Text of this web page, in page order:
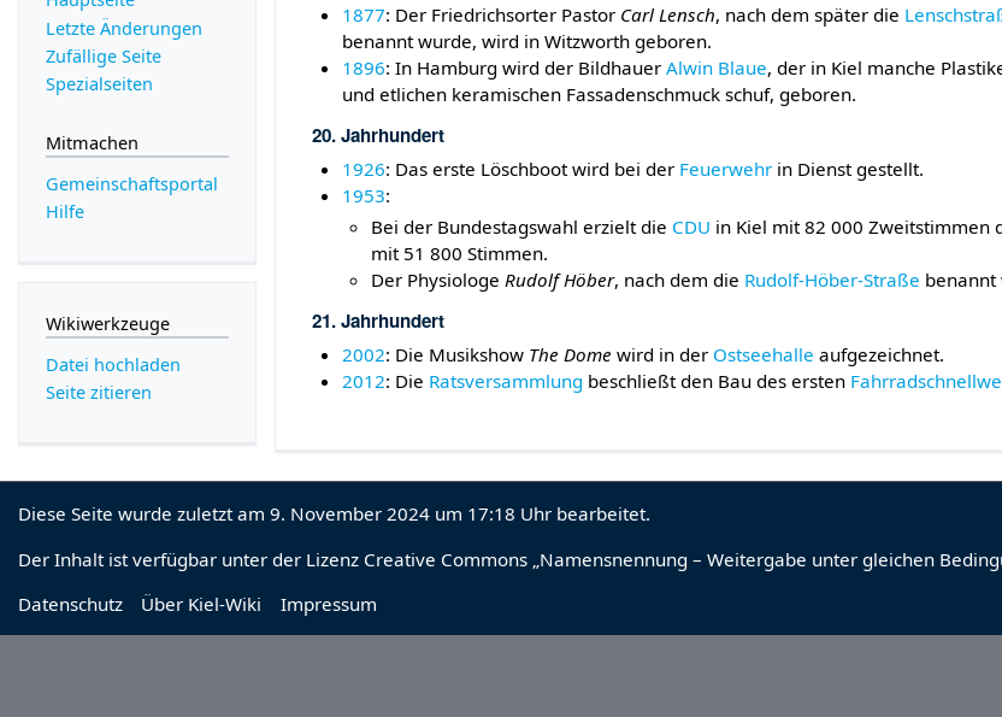
1877: Der Friedrichsorter Pastor Carl Lensch, nach dem später die
benannt wurde, wird in Witzworth geboren.
1896: In Hamburg wird der Bildhauer Alwin Blaue, der in Kiel manche
und etlichen keramischen Fassadenschmuck schuf, geboren.
20. Jahrhundert
1926: Das erste Löschboot wird bei der Feuerwehrin Dienst gestellt.
1953:
Bei der Bundestagswahl erzielt die CDU in Kiel mit 82 000 Zweitstimmen
mit 51 800 Stimmen.
Der Physiologe Rudolf Höber, nach dem die Rudolf-Höber-Straße benannt
21. Jahrhundert
2002: Die Musikshow The Dome wird in der Ostseehalle aufgezeichnet.
2012: Die Ratsversammlung beschließt den Bau des ersten
Letzte Änderungen
Zufällige Seite
Spezialseiten
Mitmachen
Gemeinschafts­portal
Hilfe
Wikiwerkzeuge
Datei hochladen
Seite zitieren
Diese Seite wurde zuletzt am 9. November 2024 um 17:18 Uhr bearbeitet.
Der Inhalt ist verfügbar unter der Lizenz Creative Commons „Namensnennung – Weitergabe unter gleichen
Datenschutz
Über Kiel-Wiki Impressum